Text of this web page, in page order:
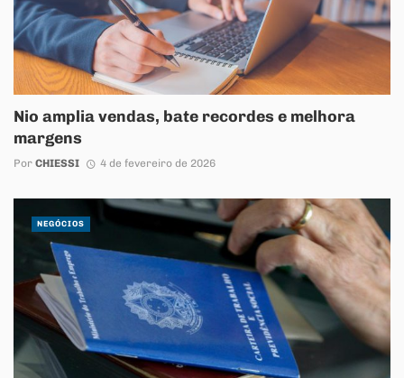
Nio amplia vendas, bate recordes e melhora
margens
Por CHIESSI 4 de fevereiro de 2026
NEGÓCIOS